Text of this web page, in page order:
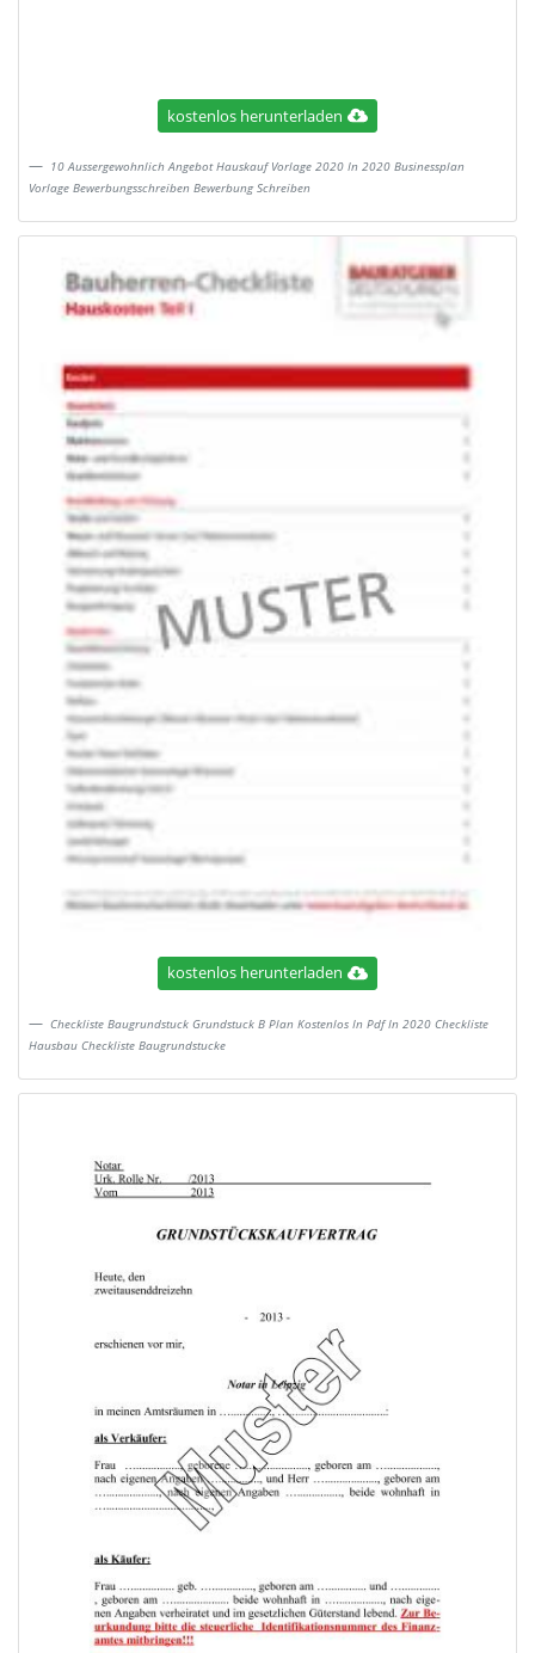
kostenlos herunterladen
10 Aussergewohnlich Angebot Hauskauf Vorlage 2020 In 2020 Businessplan
Vorlage Bewerbungsschreiben Bewerbung Schreiben
kostenlos herunterladen
Checkliste Baugrundstuck Grundstuck B Plan Kostenlos In Pdf In 2020 Checkliste
Hausbau Checkliste Baugrundstucke